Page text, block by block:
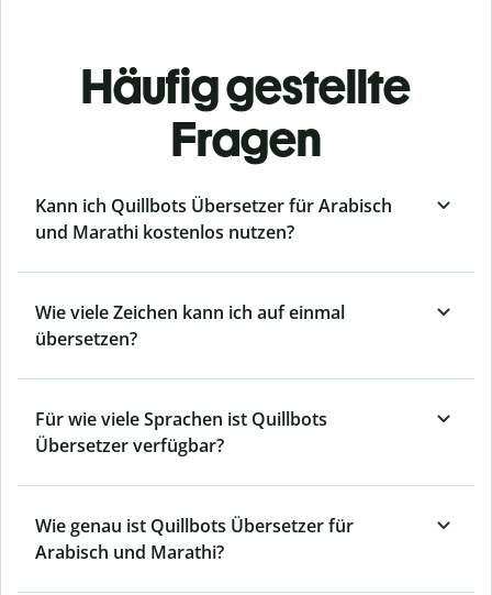
Häufig gestellte
Fragen
Kann ich Quillbots Übersetzer für Arabisch
und Marathi kostenlos nutzen?
Wie viele Zeichen kann ich auf einmal
übersetzen?
Für wie viele Sprachen ist Quillbots
Übersetzer verfügbar?
Wie genau ist Quillbots Übersetzer für
Arabisch und Marathi?